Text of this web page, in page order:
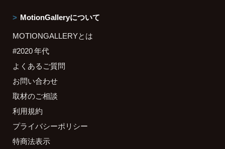
MotionGalleryについて
MOTIONGALLERYとは
#2020 年代
よくあるご質問
お問い合わせ
取材のご相談
利用規約
プライバシーポリシー
特商法表示